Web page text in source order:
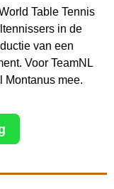
Table Tennis
in de
van een
Voor TeamNL
Montanus mee.